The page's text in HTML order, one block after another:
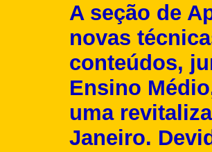
A seção de
novas
conteúdos,
Ensino
uma
Janeiro.